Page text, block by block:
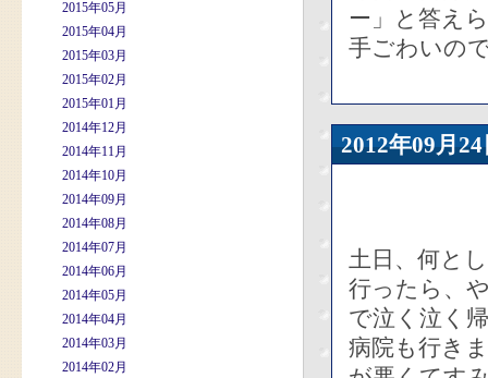
2015年05月
2015年04月
2015年03月
2015年02月
2015年01月
2014年12月
2014年11月
2014年10月
2014年09月
2014年08月
2014年07月
2014年06月
2014年05月
2014年04月
2014年03月
2014年02月
ー」と答え
手ごわいの
2012年09
土日、何と
行ったら、
で泣く泣く
病院も行き